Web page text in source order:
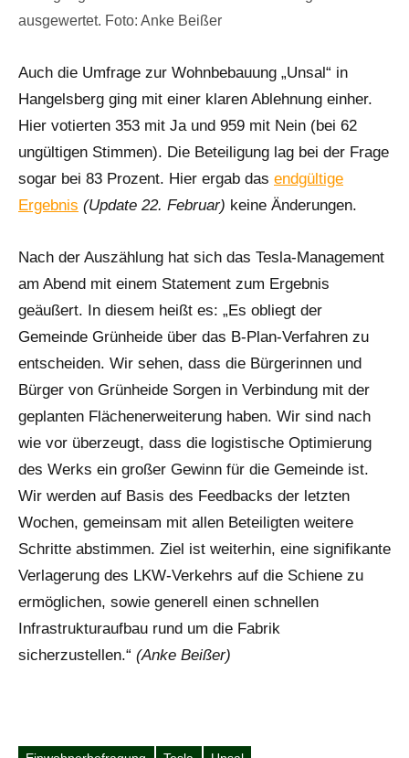
ausgewertet. Foto: Anke Beißer
Auch die Umfrage zur Wohnbebauung „Unsal“ in
Hangelsberg ging mit einer klaren Ablehnung einher.
Hier votierten 353 mit Ja und 959 mit Nein (bei 62
ungültigen Stimmen). Die Beteiligung lag bei der Frage
sogar bei 83 Prozent. Hier ergab das endgültige
Ergebnis (Update 22. Februar) keine Änderungen.
Nach der Auszählung hat sich das Tesla-Management
am Abend mit einem Statement zum Ergebnis
geäußert. In diesem heißt es: „Es obliegt der
Gemeinde Grünheide über das B-Plan-Verfahren zu
entscheiden. Wir sehen, dass die Bürgerinnen und
Bürger von Grünheide Sorgen in Verbindung mit der
geplanten Flächenerweiterung haben. Wir sind nach
wie vor überzeugt, dass die logistische Optimierung
des Werks ein großer Gewinn für die Gemeinde ist.
Wir werden auf Basis des Feedbacks der letzten
Wochen, gemeinsam mit allen Beteiligten weitere
Schritte abstimmen. Ziel ist weiterhin, eine signifikante
Verlagerung des LKW-Verkehrs auf die Schiene zu
ermöglichen, sowie generell einen schnellen
Infrastrukturaufbau rund um die Fabrik
sicherzustellen.“ (Anke Beißer)